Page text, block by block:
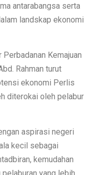
antarabangsa serta
landskap ekonomi
Kemajuan
Rahman turut
ekonomi Perlis
diterokai oleh pelabur
aspirasi negeri
kecil sebagai
kemudahan